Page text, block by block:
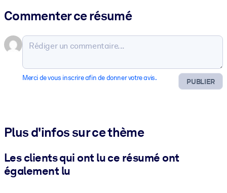
Commenter ce résumé
PUBLIER
Merci de vous inscrire afin de donner votre avis.
Plus d'infos sur ce thème
Les clients qui ont lu ce résumé ont
également lu